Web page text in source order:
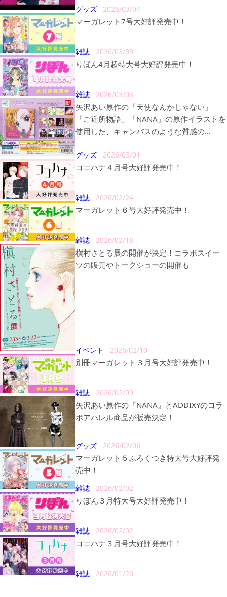
グッズ 2026/03/04
マーガレット7号大好評発売中！
雑誌 2026/03/03
りぼん4月超特大号大好評発売中！
雑誌 2026/03/03
矢沢あい原作の「天使なんかじゃない」
「ご近所物語」「NANA」の原作イラストを
使用した、キャンバスのような質感の
Canvas」が販売決定！
グッズ 2026/03/01
ココハナ４月号大好評発売中！
雑誌 2026/02/24
マーガレット６号大好評発売中！
雑誌 2026/02/18
槇村さとる展の開催が決定！コラボスイー
ツの販売やトークショーの開催も
イベント 2026/02/10
別冊マーガレット３月号大好評発売中！
雑誌 2026/02/09
矢沢あい原作の『NANA』とADDIXYのコラ
ボアパレル商品が販売決定！
グッズ 2026/02/06
マーガレット５ふろくつき特大号大好評発
売中！
雑誌 2026/02/02
りぼん３月特大号大好評発売中！
雑誌 2026/02/02
ココハナ３月号大好評発売中！
雑誌 2026/01/20